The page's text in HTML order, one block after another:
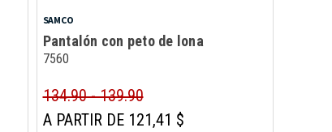
SAMCO
Pantalón con peto de lona
7560
134.90 - 139.90
A PARTIR DE 121,41 $